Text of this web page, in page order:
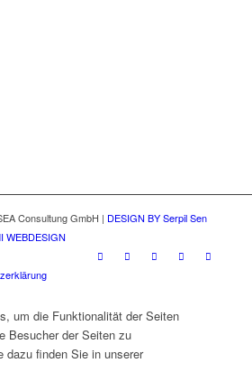
Consultung GmbH | DESIGN BY Serpil Sen
WEBDESIGN
um die Funktionalität der Seiten
Besucher der Seiten zu
dazu finden Sie in unserer